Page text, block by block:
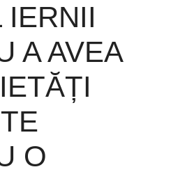
IERNII
A AVEA
O